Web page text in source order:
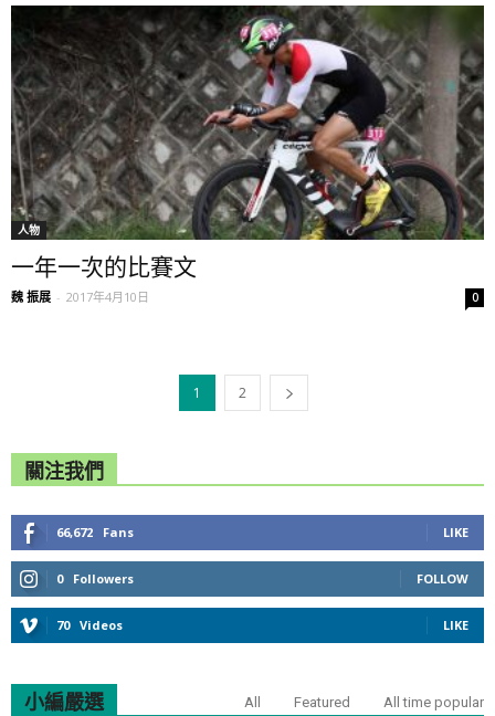
人物
一年一次的比賽文
魏 振展 - 2017年4月10日 0
1 2
關注我們
66,672 Fans LIKE
0 Followers FOLLOW
70 Videos LIKE
小編嚴選 All Featured All time popular